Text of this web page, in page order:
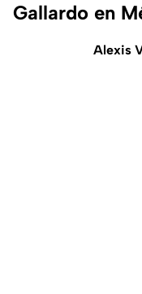
Gallardo en
Alexis